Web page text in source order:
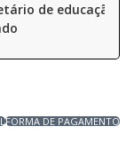
de educação
FORMA DE PAGAMENTO